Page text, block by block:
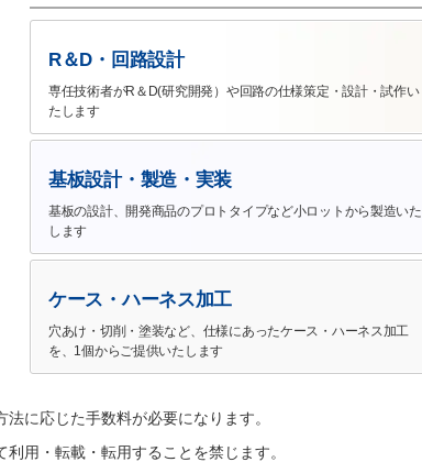
R＆D・回路設計
専任技術者がR＆D(研究開発）や回路の仕様策定・設計・試作い
たします
基板設計・製造・実装
基板の設計、開発商品のプロトタイプなど小ロットから製造いた
します
ケース・ハーネス加工
穴あけ・切削・塗装など、仕様にあったケース・ハーネス加工
を、1個からご提供いたします
に応じた手数料が必要になります。
用・転載・転用することを禁じます。